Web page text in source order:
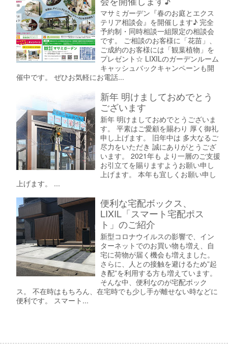
マサミガーデン『春のお庭とエクス
テリア相談会』を開催します♪ 完全
予約制・同時相談一組限定の相談会
です。 ご相談のお客様に「花苗」、
ご成約のお客様には「観葉植物」を
プレゼント☆ LIXILのガーデンルーム
キャッシュバックキャンペーンも開
催中です。 ぜひお気軽にお電話...
新年 明けましておめでとう
ございます
新年 明けましておめでとうございま
す。 平素はご愛顧を賜わり 厚く御礼
申し上げます。 旧年中は 多大なるご
尽力をいただき 誠にありがとうござ
います。 2021年も より一層のご支援
お引立てを賜りますようお願い申し
上げます。 本年も宜しくお願い申し
上げます。 ...
便利な宅配ボックス、
LIXIL「スマート宅配ポス
ト」のご紹介
新型コロナウイルスの影響で、イン
ターネットでのお買い物も増え、自
宅に荷物が届く機会も増えました。
さらに、人との接触を避けるため”起
き配”を利用する方も増えています。
そんな中、便利なのが宅配ボック
ス。 不在時はもちろん、在宅時でも少し手が離せない時などに
便利です。 スマート...